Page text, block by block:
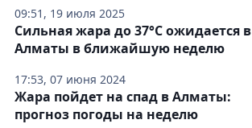
09:51, 19 июля 2025
17:53, 07 июня 2024
Сильная жара до 37°С ожидается в
Алматы в ближайшую неделю
Жара пойдет на спад в Алматы:
прогноз погоды на неделю